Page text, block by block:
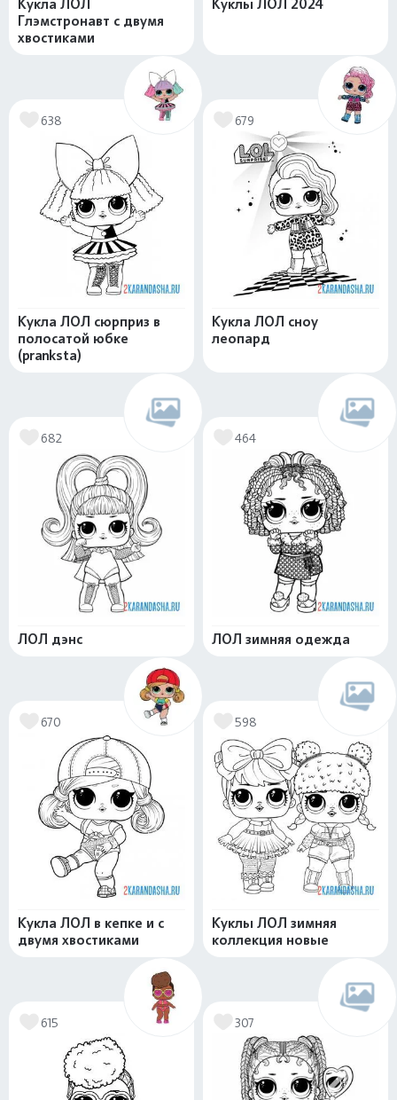
Кукла ЛОЛ
Глэмстронавт с двумя
хвостиками
Куклы ЛОЛ 2024
638
Кукла ЛОЛ сюрприз в
полосатой юбке
(pranksta)
679
Кукла ЛОЛ сноу
леопард
682
ЛОЛ дэнс
464
ЛОЛ зимняя одежда
670
Кукла ЛОЛ в кепке и с
двумя хвостиками
598
Куклы ЛОЛ зимняя
коллекция новые
615 307